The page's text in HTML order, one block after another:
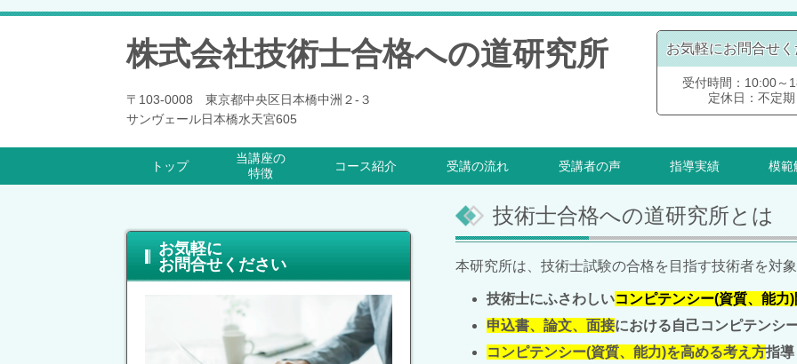
株式会社技術士合格への道研究所
〒103-0008 東京都中央区日本橋中洲２-３
サンヴェール日本橋水天宮605
お気軽にお問合せ
受付時間：10:00～
定休日：不定期
トップ
当講座の
特徴
コース紹介 受講の流れ 受講者の声 指導実績 模範
技術士合格への道研究所とは
本研究所は、 技術士試験の合格を目指す技術者を対
技術士にふさわしいコンピテンシー(資質、能力
申込書、論文、面接における自己コンピテンシ
コンピテンシー(資質、能力)を高める考え方指導
お気軽に
お問合せください